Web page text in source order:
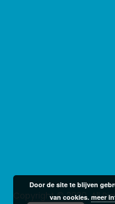
Copyright © 2020. All
Door de site te blijven
van cookies. meer